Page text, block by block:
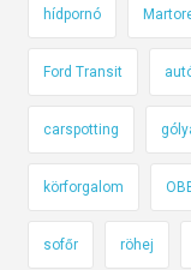
hídpornó
Ford Transit
carspotting
körforgalom
sofőr röhej